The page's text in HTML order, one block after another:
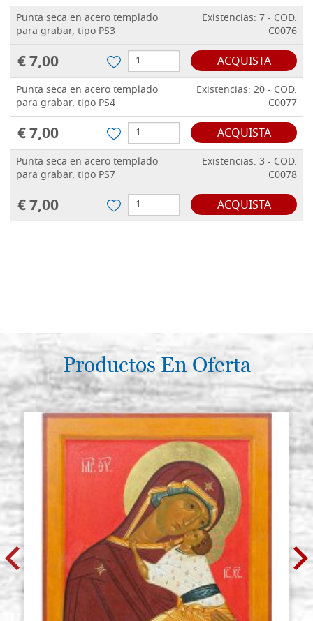
Punta seca en acero templado
para grabar, tipo PS3
Existencias: 7 - COD.
C0076
€ 7,00 ACQUISTA
Punta seca en acero templado
para grabar, tipo PS4
Existencias: 20 - COD.
C0077
€ 7,00 ACQUISTA
Punta seca en acero templado
para grabar, tipo PS7
Existencias: 3 - COD.
C0078
€ 7,00 ACQUISTA
Productos En Oferta